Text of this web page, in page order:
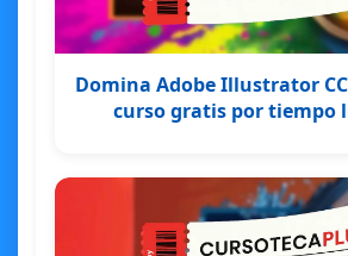
Domina Adobe Illustrator
curso gratis por tiempo